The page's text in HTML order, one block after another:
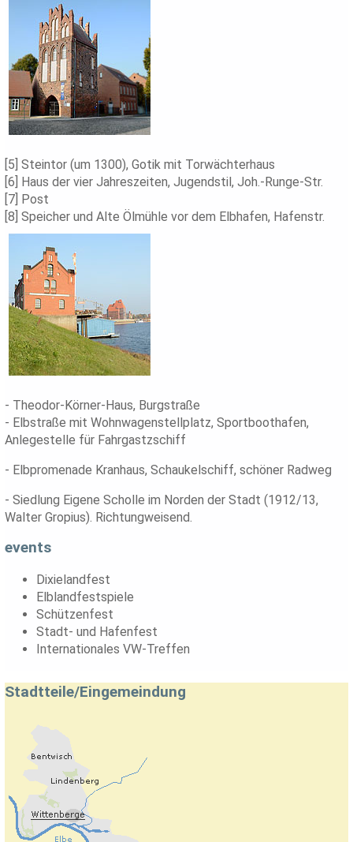
[5] Steintor (um 1300), Gotik mit Torwächterhaus
[6] Haus der vier Jahreszeiten, Jugendstil, Joh.-Runge-Str.
[7] Post
[8] Speicher und Alte Ölmühle vor dem Elbhafen, Hafenstr.
- Theodor-Körner-Haus, Burgstraße
- Elbstraße mit Wohnwagenstellplatz, Sportboothafen,
Anlegestelle für Fahrgastzschiff
- Elbpromenade Kranhaus, Schaukelschiff, schöner Radweg
- Siedlung Eigene Scholle im Norden der Stadt (1912/13,
Walter Gropius). Richtungweisend.
events
Dixielandfest
Elblandfestspiele
Schützenfest
Stadt- und Hafenfest
Internationales VW-Treffen
Stadtteile/Eingemeindung